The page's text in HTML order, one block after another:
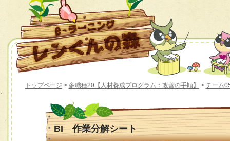
トップページ > 多職種20【人材養成プログラム：改善の手順】 > チーム
BI 作業分解シート